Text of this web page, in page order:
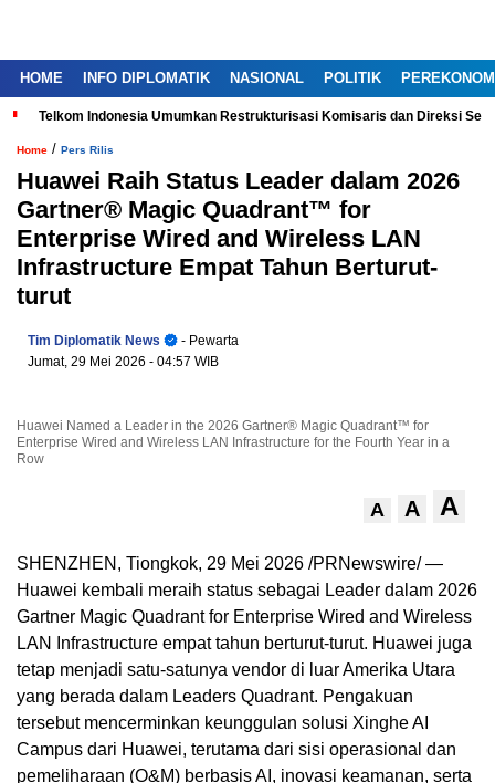
HOME INFO DIPLOMATIK NASIONAL POLITIK
Telkom Indonesia Umumkan Restrukturisasi Komisaris dan Direksi
Home / Pers Rilis
Huawei Raih Status Leader dalam 2026
Gartner® Magic Quadrant™ for
Enterprise Wired and Wireless LAN
Infrastructure Empat Tahun Berturut-
turut
Tim Diplomatik News
- Pewarta
Jumat, 29 Mei 2026 - 04:57 WIB
Huawei Named a Leader in the 2026 Gartner® Magic Quadrant™ for
Enterprise Wired and Wireless LAN Infrastructure for the Fourth Year in a
Row
A A A
SHENZHEN, Tiongkok, 29 Mei 2026 /PRNewswire/ —
Huawei kembali meraih status sebagai Leader dalam 2026
Gartner Magic Quadrant for Enterprise Wired and Wireless
LAN Infrastructure empat tahun berturut-turut. Huawei juga
tetap menjadi satu-satunya vendor di luar Amerika Utara
yang berada dalam Leaders Quadrant. Pengakuan
tersebut mencerminkan keunggulan solusi Xinghe AI
Campus dari Huawei, terutama dari sisi operasional dan
pemeliharaan (O&M) berbasis AI, inovasi keamanan, serta